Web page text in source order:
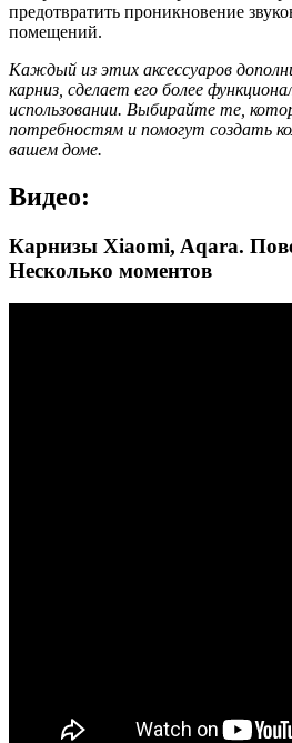
предотвратить проникновение
помещений.
Каждый из этих аксессуаров
карниз, сделает его более
использовании. Выбирайте те,
потребностям и помогут создать
вашем доме.
Видео:
Карнизы Xiaomi, Aqara.
Несколько моментов